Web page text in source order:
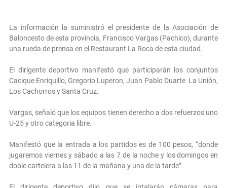
La información la suministró el presidente de la Asociación de
Baloncesto de esta provincia, Francisco Vargas (Pachico), durante
una rueda de prensa en el Restaurant La Roca de esta ciudad.
El dirigente deportivo manifestó que participarán los conjuntos
Cacique Enriquillo, Gregorio Luperon, Juan Pablo Duarte La Unión,
Los Cachorros y Santa Cruz.
Vargas, señaló que los equipos tienen derecho a dos refuerzos uno
U-25 y otro categoria libre.
Manifestó que la entrada a los partidos es de 100 pesos, “donde
jugaremos viernes y sábado a las 7 de la noche y los domingos en
doble cartelera a las 11 de la mañana y una de la tarde”.